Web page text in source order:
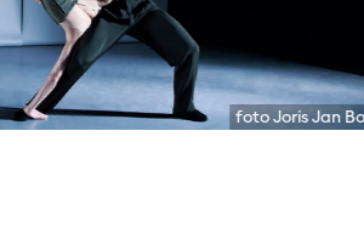
foto Joris Jan